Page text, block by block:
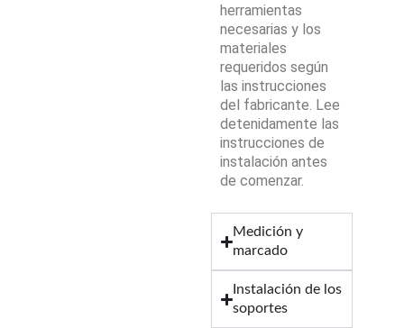
herramientas
necesarias y los
materiales
requeridos según
las instrucciones
del fabricante. Lee
detenidamente las
instrucciones de
instalación antes
de comenzar.
Medición y
marcado
Instalación de los
soportes